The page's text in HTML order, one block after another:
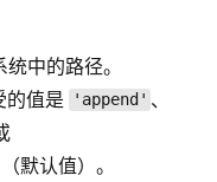
中的路径。
的值是 'append' 、
（默认值）。